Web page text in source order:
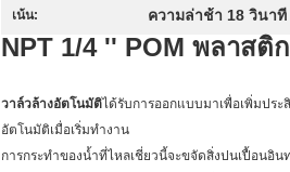
เน้น: ความล่าช้า 18 วินา
NPT 1/4 '' POM พลาสติ
วาล์วล้างอัตโนมัติได้รับการออกแบบมาเพื่อเพิ่มปร
อัตโนมัติเมื่อเริ่มทำงาน
การกระทำของน้ำที่ไหลเชี่ยวนี้จะขจัดสิ่งปนเปื้อนอิ